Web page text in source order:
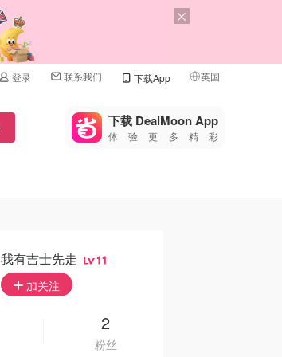
登录 联系我们 下载App 英国
🇺🇸
🇨🇳 中国
下载 DealMoon App
体验更多精彩
我有吉士先走 11
加关注
2
粉丝